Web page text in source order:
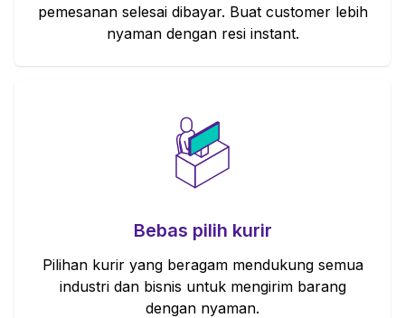
pemesanan selesai dibayar. Buat customer lebih
nyaman dengan resi instant.
Bebas pilih kurir
Pilihan kurir yang beragam mendukung semua
industri dan bisnis untuk mengirim barang
dengan nyaman.